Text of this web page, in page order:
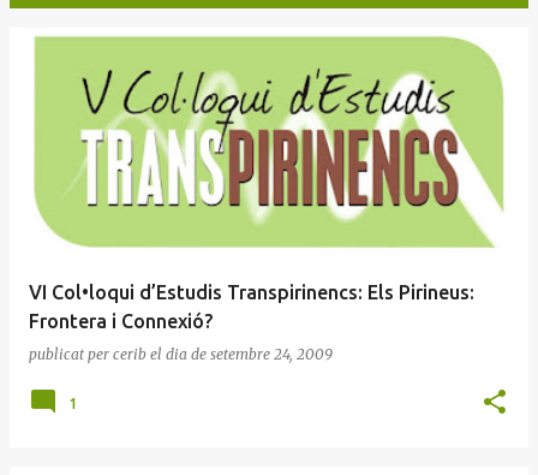
VI Col•loqui d’Estudis Transpirinencs: Els Pirineus:
Frontera i Connexió?
publicat per cerib el dia de setembre 24, 2009
1